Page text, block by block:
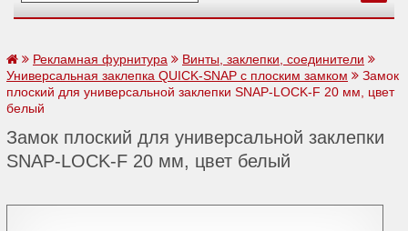
Рекламная фурнитура
Винты, заклепки, соединители
Универсальная заклепка QUICK-SNAP с плоским замком
Замок
плоский для универсальной заклепки SNAP-LOCK-F 20 мм, цвет
белый
Замок плоский для универсальной заклепки
SNAP-LOCK-F 20 мм, цвет белый